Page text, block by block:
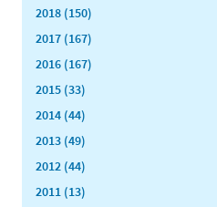
2018 (150)
2017 (167)
2016 (167)
2015 (33)
2014 (44)
2013 (49)
2012 (44)
2011 (13)